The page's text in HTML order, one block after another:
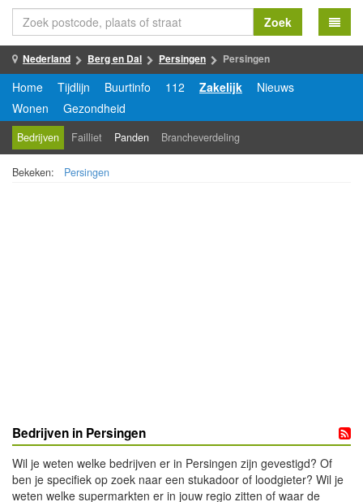
Zoek
Nederland Berg en Dal Persingen Persingen
Home Tijdlijn Buurtinfo 112 Zakelijk
Nieuws
Wonen
Gezondheid
Bedrijven Failliet Panden Brancheverdeling
Bekeken: Persingen
Bedrijven in Persingen
Wil je weten welke bedrijven er in Persingen zijn gevestigd? Of
ben je specifiek op zoek naar een stukadoor of loodgieter? Wil je
weten welke supermarkten er in jouw regio zitten of waar de